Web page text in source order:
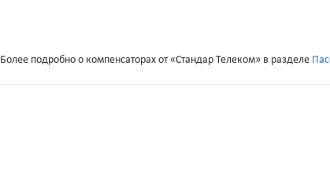
Более подробно о компенсаторах от «Стандар Телеком» в разделе